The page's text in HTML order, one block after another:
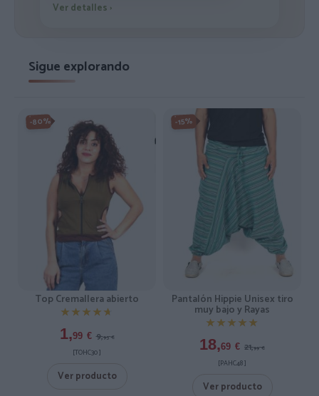
Ver detalles ›
Sigue explorando
-80%
Top Cremallera abierto
★★★★★
★★★★★
1,99 € 9,95 €
[TOHC30 ]
Ver producto
-15%
Pantalón Hippie Unisex tiro
muy bajo y Rayas
★★★★★
★★★★★
18,69 € 21,99 €
[PAHC48 ]
Ver producto